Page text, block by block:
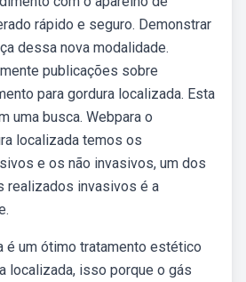
rápido e seguro. Demonstrar
dessa nova modalidade.
publicações sobre
para gordura localizada. Esta
uma busca. Webpara o
localizada temos os
e os não invasivos, um dos
realizados invasivos é a
é um ótimo tratamento estético
localizada, isso porque o gás